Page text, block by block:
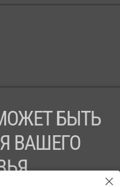
БЫТЬ
ВАШЕГО